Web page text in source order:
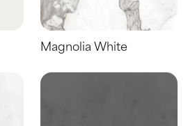
Magnolia White